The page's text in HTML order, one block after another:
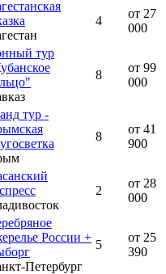
4
от 27
000
тур
8
от 99
000
тур -
8
от 41
900
2
от 28
000
России +
Петербург
5
от 25
390